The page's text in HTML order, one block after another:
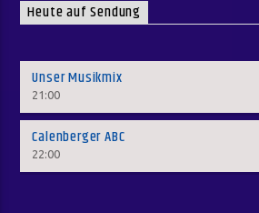
Heute auf Sendung
Unser Musikmix
21:00
Calenberger ABC
22:00